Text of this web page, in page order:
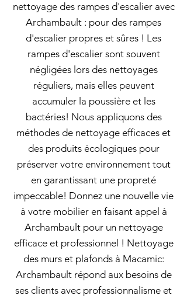
nettoyage des rampes d'escalier avec
Archambault : pour des rampes
d'escalier propres et sûres ! Les
rampes d'escalier sont souvent
négligées lors des nettoyages
réguliers, mais elles peuvent
accumuler la poussière et les
bactéries! Nous appliquons des
méthodes de nettoyage efficaces et
des produits écologiques pour
préserver votre environnement tout
en garantissant une propreté
impeccable! Donnez une nouvelle vie
à votre mobilier en faisant appel à
Archambault pour un nettoyage
efficace et professionnel ! Nettoyage
des murs et plafonds à Macamic:
Archambault répond aux besoins de
ses clients avec professionnalisme et